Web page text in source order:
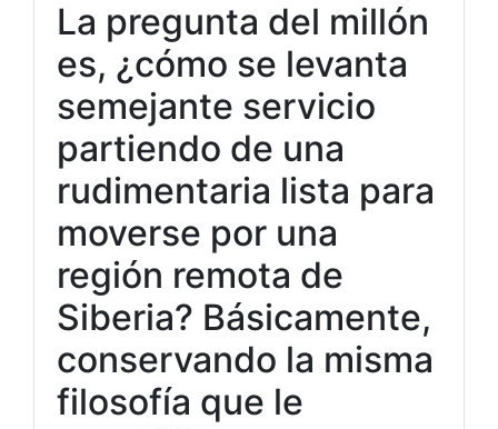
La pregunta del millón
es, ¿cómo se levanta
semejante servicio
partiendo de una
rudimentaria lista para
moverse por una
región remota de
Siberia? Básicamente,
conservando la misma
filosofía que le